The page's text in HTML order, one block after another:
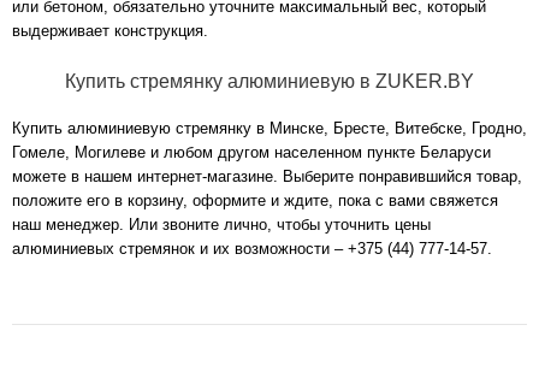
или бетоном, обязательно уточните максимальный вес, который
выдерживает конструкция.
Купить стремянку алюминиевую в ZUKER.BY
Купить алюминиевую стремянку в Минске, Бресте, Витебске, Гродно,
Гомеле, Могилеве и любом другом населенном пункте Беларуси
можете в нашем интернет-магазине. Выберите понравившийся товар,
положите его в корзину, оформите и ждите, пока с вами свяжется
наш менеджер. Или звоните лично, чтобы уточнить цены
алюминиевых стремянок и их возможности – +375 (44) 777-14-57.